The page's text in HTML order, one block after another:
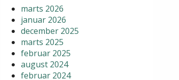
marts 2026
januar 2026
december 2025
marts 2025
februar 2025
august 2024
februar 2024